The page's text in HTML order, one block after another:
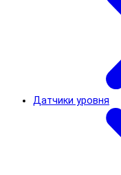
Датчики уровня